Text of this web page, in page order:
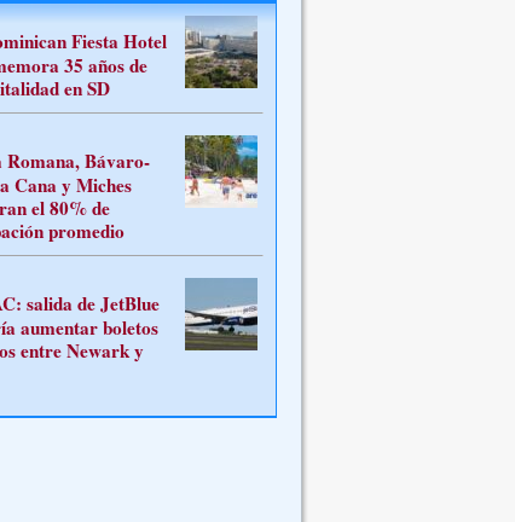
Fiesta Hotel
35 años de
en SD
Romana, Bávaro-
Cana y Miches
el 80% de
promedio
salida de JetBlue
aumentar boletos
entre Newark y